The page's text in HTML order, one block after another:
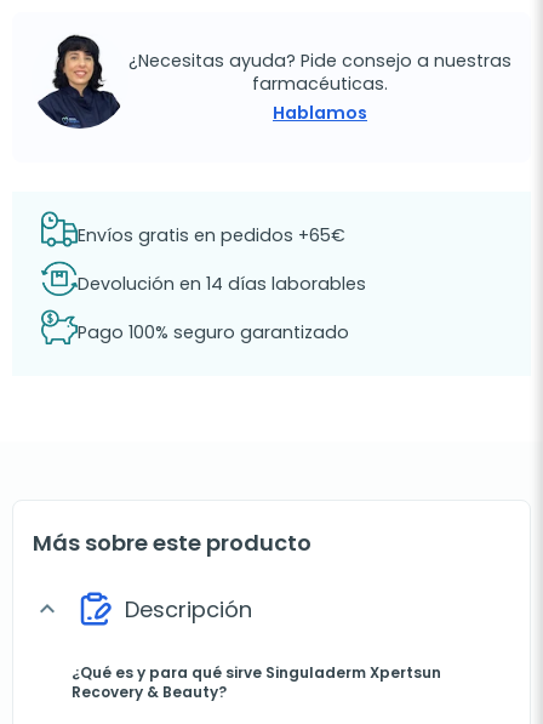
¿Necesitas ayuda? Pide consejo a nuestras
farmacéuticas.
Hablamos
Envíos gratis en pedidos +65€
Devolución en 14 días laborables
Pago 100% seguro garantizado
Más sobre este producto
expand_more Descripción
¿Qué es y para qué sirve Singuladerm Xpertsun
Recovery & Beauty?